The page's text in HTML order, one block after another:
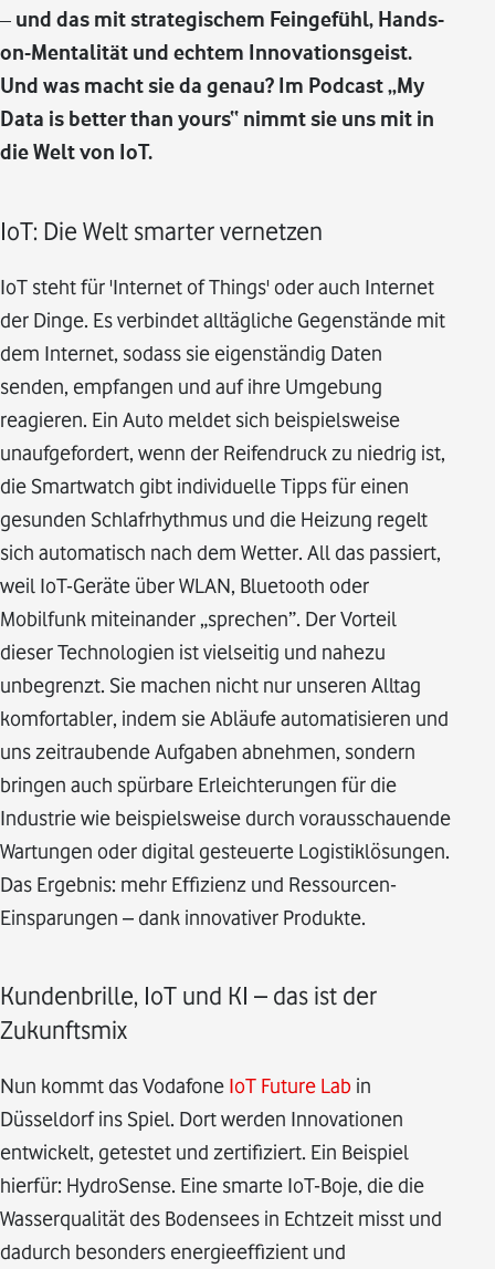
– und das mit strategischem Feingefühl, Hands-
on-Mentalität und echtem Innovationsgeist.
Und was macht sie da genau? Im Podcast „My
Data is better than yours“ nimmt sie uns mit in
die Welt von IoT.
IoT: Die Welt smarter vernetzen
IoT steht für 'Internet of Things' oder auch Internet
der Dinge. Es verbindet alltägliche Gegenstände mit
dem Internet, sodass sie eigenständig Daten
senden, empfangen und auf ihre Umgebung
reagieren. Ein Auto meldet sich beispielsweise
unaufgefordert, wenn der Reifendruck zu niedrig ist,
die Smartwatch gibt individuelle Tipps für einen
gesunden Schlafrhythmus und die Heizung regelt
sich automatisch nach dem Wetter. All das passiert,
weil IoT-Geräte über WLAN, Bluetooth oder
Mobilfunk miteinander „sprechen”. Der Vorteil
dieser Technologien ist vielseitig und nahezu
unbegrenzt. Sie machen nicht nur unseren Alltag
komfortabler, indem sie Abläufe automatisieren und
uns zeitraubende Aufgaben abnehmen, sondern
bringen auch spürbare Erleichterungen für die
Industrie wie beispielsweise durch vorausschauende
Wartungen oder digital gesteuerte Logistiklösungen.
Das Ergebnis: mehr Effizienz und Ressourcen-
Einsparungen – dank innovativer Produkte.
Kundenbrille, IoT und KI – das ist der
Zukunftsmix
Nun kommt das Vodafone IoT Future Lab in
Düsseldorf ins Spiel. Dort werden Innovationen
entwickelt, getestet und zertifiziert. Ein Beispiel
hierfür: HydroSense. Eine smarte IoT-Boje, die die
Wasserqualität des Bodensees in Echtzeit misst und
dadurch besonders energieeffizient und